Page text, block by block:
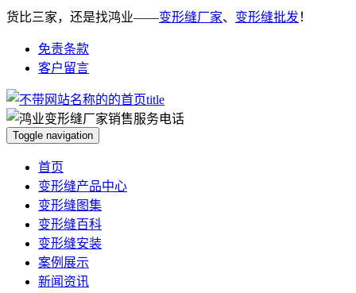
货比三家，还是找鸿业——变形缝厂家、 变形缝批发 ！
免责条款
客户留言
Toggle navigation
首页
变形缝产品中心
变形缝图集
变形缝百科
变形缝安装
案例展示
新闻资讯